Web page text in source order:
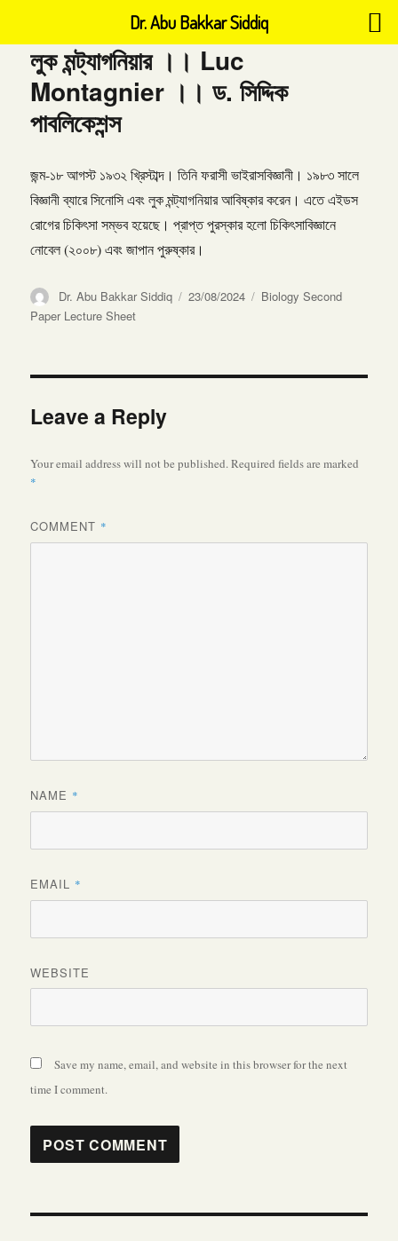
লুক মন্ট্যাগনিয়ার ।। Luc
Montagnier ।। ড. সিদ্দিক
পাবলিকেশন্স
জন্ম-১৮ আগস্ট ১৯৩২ খ্রিস্টাব্দ। তিনি ফরাসী ভাইরাসবিজ্ঞানী। ১৯৮৩ সালে
বিজ্ঞানী ব্যারে সিনোসি এবং লুক মন্ট্যাগনিয়ার আবিষ্কার করেন। এতে এইডস
রোগের চিকিৎসা সম্ভব হয়েছে। প্রাপ্ত পুরস্কার হলো চিকিৎসাবিজ্ঞানে
নোবেল (২০০৮) এবং জাপান পুরুষ্কার।
Author
Dr. Abu Bakkar Siddiq
Posted
23/08/2024 Categories
Biology Second
Paper Lecture Sheet
Leave a Reply
Your email address will not be published.Required fields are marked
*
COMMENT *
NAME *
EMAIL *
WEBSITE
Save my name, email, and website in this browser for the next
time I comment.
Dr. Abu Bakkar Siddiq